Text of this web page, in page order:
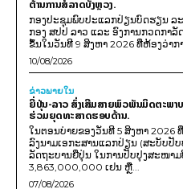
ຕ້ານການສໍ້ລາດບັງຫຼວງ.
ກອງປະຊຸມພົບປະແລກປ່ຽນບົດຮຽນ ລ
ກອງ ສປປ ລາວ ແລະ ອົງການກວດກາ
ຂຶ້ນໃນວັນທີ 9 ສິງຫາ 2026 ທີ່ຫ້ອງວ່າກ
10/08/2026
ຂ່າວພາຍ​ໃນ
ຍີ່ປຸ່ນ-ລາວ ສົ່ງເສີມສາຍພົວພັນມິດຕະພາ
ຮ່ວມຍຸດທະສາດຮອບດ້ານ.
ໃນຕອນບ່າຍຂອງວັນທີ 5 ສິງຫາ 2026
ລົງນາມເອກະສານແລກປ່ຽນ (ສະບັບປັ
ລັດຖະບານຍີ່ປຸ່ນ ໃນການປັບປຸງສະໜາ
3,863,000,000 ເຢນ ຫຼື...
07/08/2026